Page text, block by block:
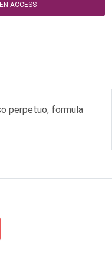
ACCESS
perpetuo, formula
63/2015